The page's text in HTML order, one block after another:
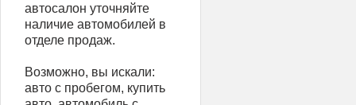
автосалон уточняйте
наличие автомобилей в
отделе продаж.
Возможно, вы искали:
авто с пробегом, купить